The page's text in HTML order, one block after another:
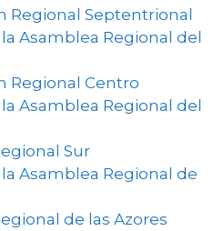
Regional Septentrional
Asamblea Regional del
Regional Centro
Asamblea Regional del
Sur
Asamblea Regional de
de las Azores